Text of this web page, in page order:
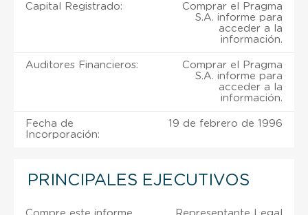
Capital Registrado:
Comprar el Pragma
S.A. informe para
acceder a la
información.
Auditores Financieros:
Comprar el Pragma
S.A. informe para
acceder a la
información.
Fecha de
Incorporación:
19 de febrero de 1996
PRINCIPALES EJECUTIVOS